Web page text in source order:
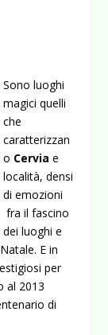
Sono luoghi
magici quelli
che
caratterizzan
o Cervia e
località, densi
di emozioni
fra il fascino
dei luoghi e
E in
per
al 2013
di